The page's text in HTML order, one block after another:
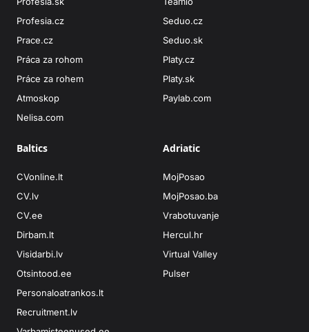
Profesia.cz
Prace.cz
Práca za rohom
Práce za rohem
Atmoskop
Nelisa.com
Seduo.cz
Seduo.sk
Platy.cz
Platy.sk
Paylab.com
Baltics
CVonline.lt
CV.lv
CV.ee
Dirbam.lt
Visidarbi.lv
Otsintood.ee
Personaloatrankos.lt
Recruitment.lv
Adriatic
MojPosao
MojPosao.ba
Vrabotuvanje
Hercul.hr
Virtual Valley
Pulser